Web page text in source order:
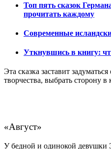
Топ пять сказок
прочитать каждому
Современные
Уткнувшись в книгу:
Эта сказка заставит
творчества, выбрать сторону
«Август»
У бедной и одинокой девушки